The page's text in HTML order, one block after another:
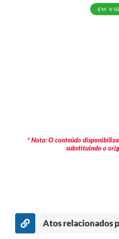
EM
* Nota: O conteúdo
substituindo o
Atos relacionados